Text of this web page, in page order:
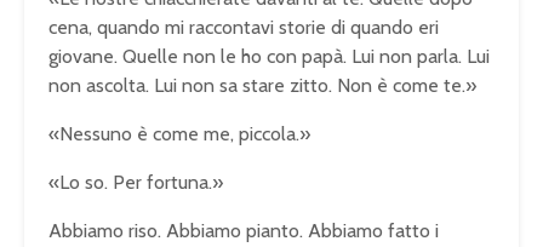
cena, quando mi raccontavi storie di quando eri
giovane. Quelle non le ho con papà. Lui non parla. Lui
non ascolta. Lui non sa stare zitto. Non è come te.»
«Nessuno è come me, piccola.»
«Lo so. Per fortuna.»
Abbiamo riso. Abbiamo pianto. Abbiamo fatto i